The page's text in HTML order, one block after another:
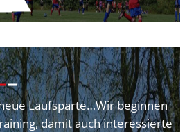
Laufsparte…Wir beginnen
damit auch interessierte